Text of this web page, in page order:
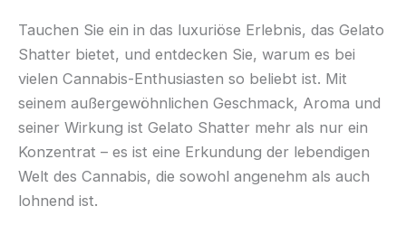
Tauchen Sie ein in das luxuriöse Erlebnis, das Gelato
Shatter bietet, und entdecken Sie, warum es bei
vielen Cannabis-Enthusiasten so beliebt ist. Mit
seinem außergewöhnlichen Geschmack, Aroma und
seiner Wirkung ist Gelato Shatter mehr als nur ein
Konzentrat – es ist eine Erkundung der lebendigen
Welt des Cannabis, die sowohl angenehm als auch
lohnend ist.